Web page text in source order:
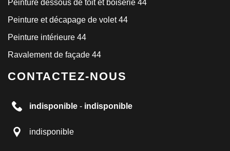
Peinture dessous de toit et boiserie 44
Peinture et décapage de volet 44
Peinture intérieure 44
Ravalement de façade 44
CONTACTEZ-NOUS
indisponible - indisponible
indisponible